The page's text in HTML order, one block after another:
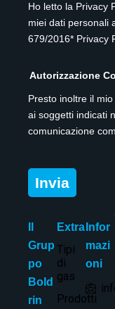
Ho letto la Privacy
miei dati personali
679/2016* Privacy
Autorizzazione
Presto inoltre il
ai soggetti indicati
comunicazione
Invia
Grup
po
Bold
rin
Extra
Tipi
di
gas
Prodotti
Infor
mazi
oni